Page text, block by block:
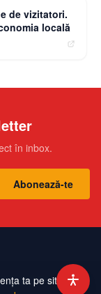
de vizitatori.
locală
în inbox.
Abonează-te
Hartă Site
ta pe site.